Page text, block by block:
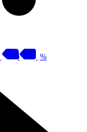
%